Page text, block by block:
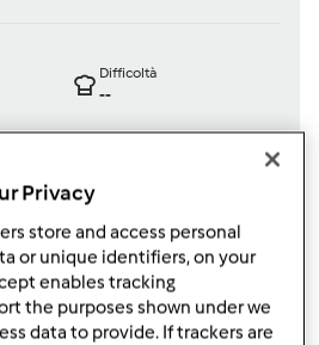
Difficoltà
--
daOspite
published: 17-10-2011
modificata: 11-12-2012
alle mie raccolte
Privacy
store and access personal
or unique identifiers, on your
enables tracking
the purposes shown under we
data to provide. If trackers are